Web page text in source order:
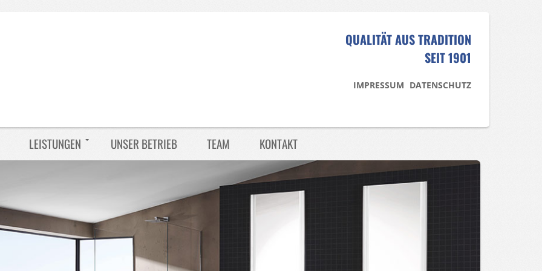
QUALITÄT AUS TRADITION
SEIT 1901
IMPRESSUM DATENSCHUTZ
LEISTUNGEN UNSER BETRIEB TEAM KONTAKT